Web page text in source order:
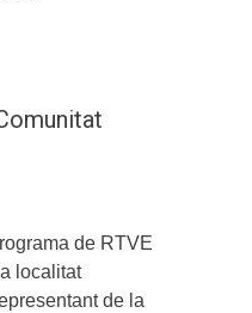
de RTVE
localitat
de la